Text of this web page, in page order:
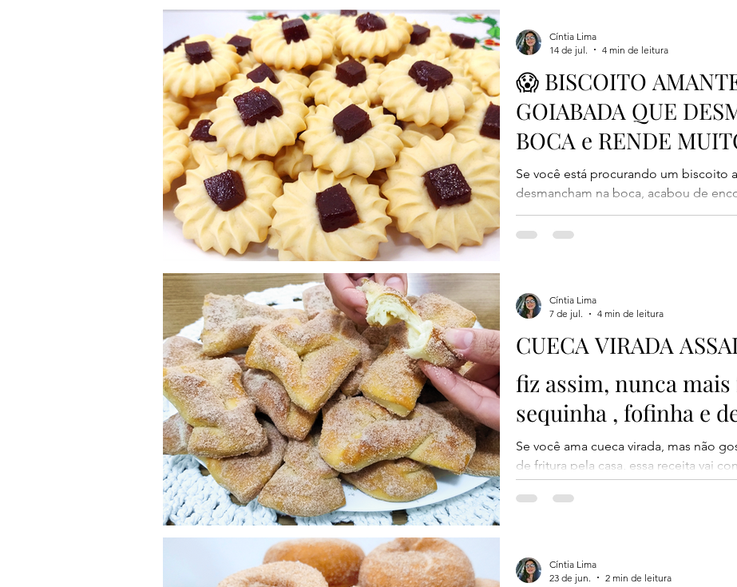
batedeira e fica pronta em poucos
com as crianças durante as férias ou
😱 BISCOITO
GOIABADA QUE
BOCA e RENDE
e deliciosa
Se você está procurando um biscoito
desmancham na boca, acabou de
Com poucos ingredientes, preparo
excelente, esse biscoito conquista
melhor de tudo é que essa receita
Cíntia Lima
14 de jul.
4 min de leitura
CUECA VIRADA
fiz assim, nunca
sequinha , fofinha e
Se você ama cueca virada, mas não
de fritura pela casa, essa receita vai
vou ensinar uma cueca virada assada,
macia por dentro, douradinha por fora
cresce bastante e, depois de assada,
semelhante à de um pão doce muito
Cíntia Lima
7 de jul.
4 min de leitura
Cíntia Lima
23 de jun.
2 min de leitura